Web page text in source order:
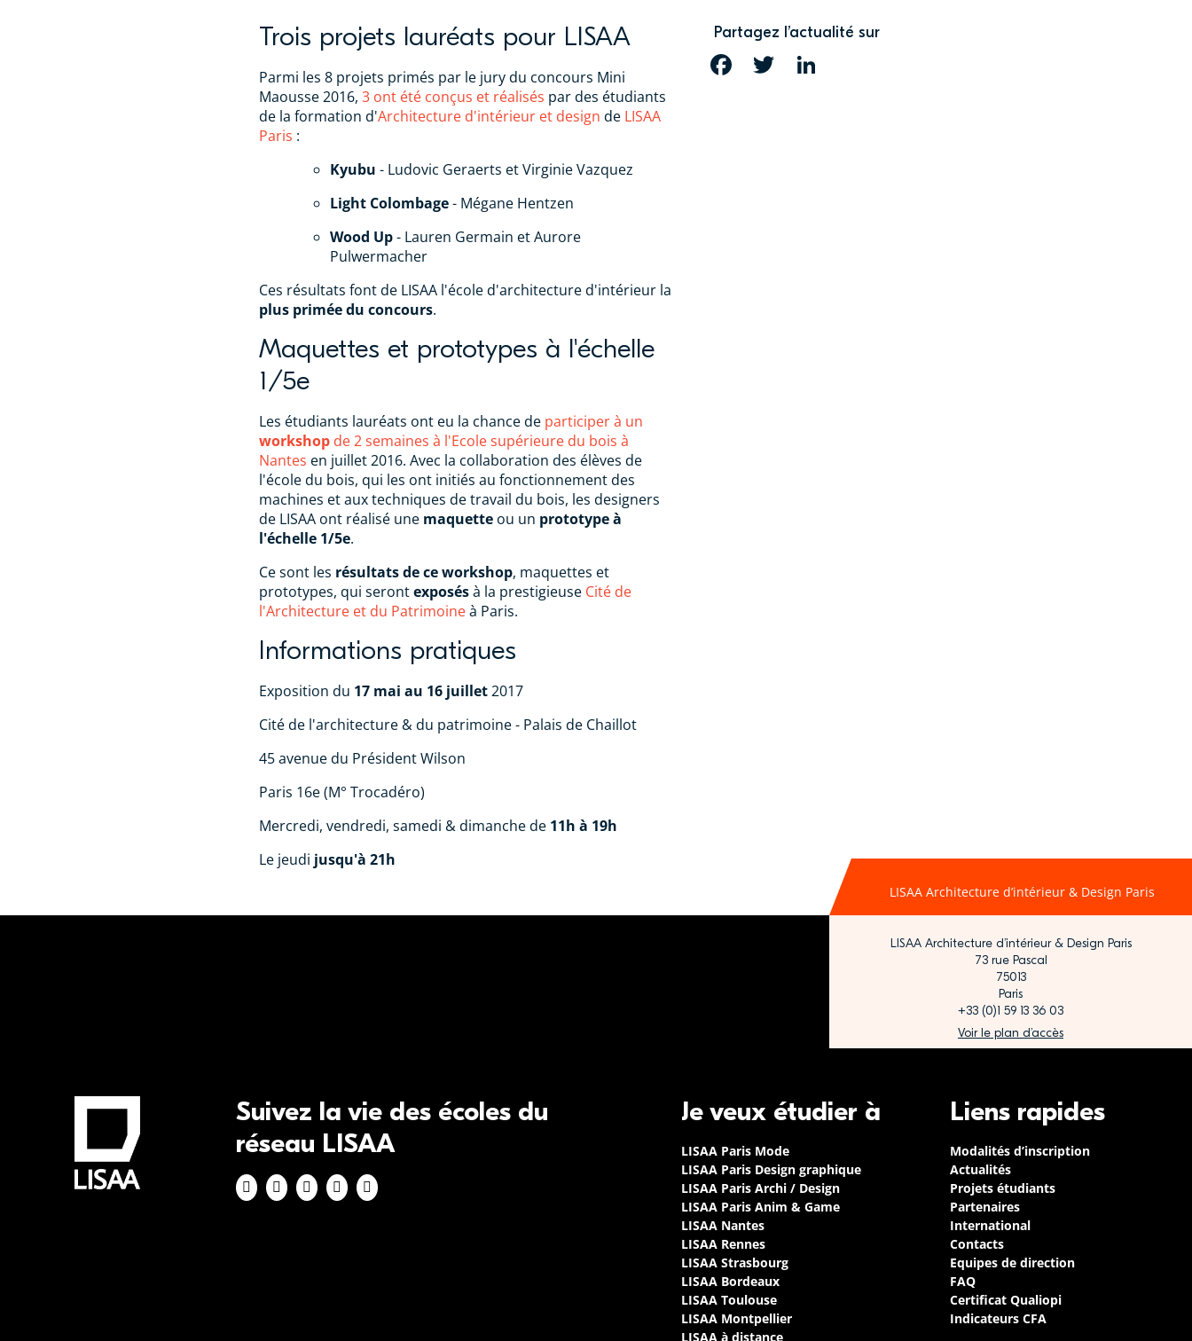
Trois projets lauréats pour LISAA
Parmi les 8 projets primés par le jury du concours Mini
Maousse 2016, 3 ont été conçus et réalisés par des étudiants
de la formation d'Architecture d'intérieur et design de LISAA
Paris :
Kyubu - Ludovic Geraerts et Virginie Vazquez
Light Colombage- Mégane Hentzen
Wood Up- Lauren Germain et Aurore
Pulwermacher
Ces résultats font de LISAA l'école d'architecture d'intérieur la
plus primée du concours.
Maquettes et prototypes à l'échelle
1/5e
Les étudiants lauréats ont eu la chance de participer à un
workshop de 2 semaines à l'Ecole supérieure du bois à
Nantes en juillet 2016. Avec la collaboration des élèves de
l'école du bois, qui les ont initiés au fonctionnement des
machines et aux techniques de travail du bois, les designers
de LISAA ont réalisé une maquette ou un prototype à
l'échelle 1/5e.
Ce sont les résultats de ce workshop, maquettes et
prototypes, qui serontexposésà la prestigieuse Cité de
l'Architecture et du Patrimoineà Paris.
Informations pratiques
Exposition du 17 mai au 16 juillet2017
Cité de l'architecture & du patrimoine - Palais de Chaillot
45 avenue du Président Wilson
Paris 16e (M° Trocadéro)
Mercredi, vendredi, samedi & dimanche de 11h à 19h
Le jeudi jusqu'à 21h
Partagez l’actualité sur
FACEBOOKTWITTER
LISAA Architecture d’intérieur & Design Paris
LISAA Architecture d’intérieur & Design Paris
73 rue Pascal
75013
Paris
+33 (0)1 59 13 36 03
Voir le plan d’accès
Suivez la vie des écoles du
réseau LISAA
Je veux étudier à
LISAA Paris Mode
LISAA Paris Design graphique
LISAA Paris Archi / Design
LISAA Paris Anim & Game
LISAA Nantes
LISAA Rennes
LISAA Strasbourg
LISAA Bordeaux
LISAA Toulouse
LISAA Montpellier
LISAA à distance
Liens rapides
Modalités d’inscription
Actualités
Projets étudiants
Partenaires
International
Contacts
Equipes de direction
FAQ
Certificat Qualiopi
Indicateurs CFA